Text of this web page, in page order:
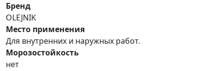
Бренд
OLEJNIK
Место применения
Для внутренних и наружных работ.
Морозостойкость
нет